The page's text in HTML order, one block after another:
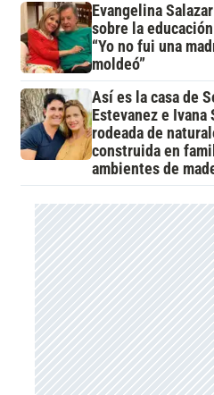
Evangelina
sobre la
“Yo no fui una
moldeó”
Así es la casa de
Estevanez e Ivana
rodeada de
construida en
ambientes de